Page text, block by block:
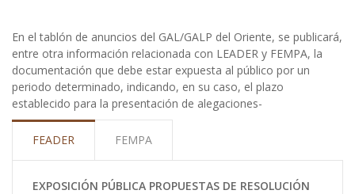
enlaces
de
ayuda
a
la
navegación
En el tablón de anuncios del GAL/GALP del Oriente, se publicará,
entre otra información relacionada con LEADER y FEMPA, la
documentación que debe estar expuesta al público por un
periodo determinado, indicando, en su caso, el plazo
establecido para la presentación de alegaciones-
FEADER FEMPA
EXPOSICIÓN PÚBLICA PROPUESTAS DE RESOLUCIÓN